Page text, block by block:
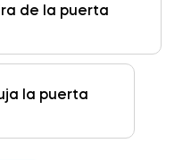
de la puerta
la puerta